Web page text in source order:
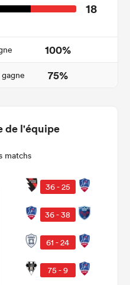
18
100%
75%
de l'équipe
matchs
36 - 25
36 - 38
61 - 24
75 - 9